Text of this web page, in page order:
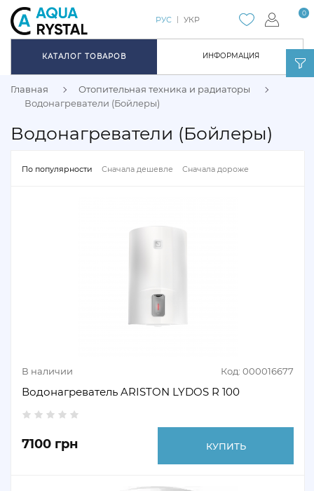
ИНФОРМАЦИЯ
0
РУС УКР
КАТАЛОГ ТОВАРОВ
Главная
Отопительная техника и радиаторы
Водонагреватели (Бойлеры)
Водонагреватели (Бойлеры)
По популярности Сначала дешевле Сначала дороже
В наличии Код: 000016677
Водонагреватель ARISTON LYDOS R 100
7100 грн КУПИТЬ